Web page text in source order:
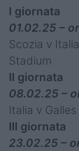
I giornata
01.02.25 –
Scozia v
Stadium
II giornata
08.02.25 –
Italia v
III giornata
23.02.25 –